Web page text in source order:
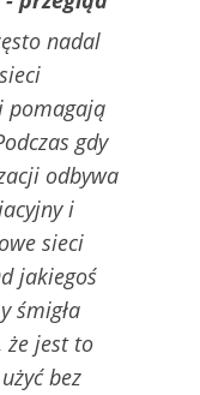
nadal
pomagają
gdy
odbywa
i
sieci
jakiegoś
śmigła
że jest to
bez